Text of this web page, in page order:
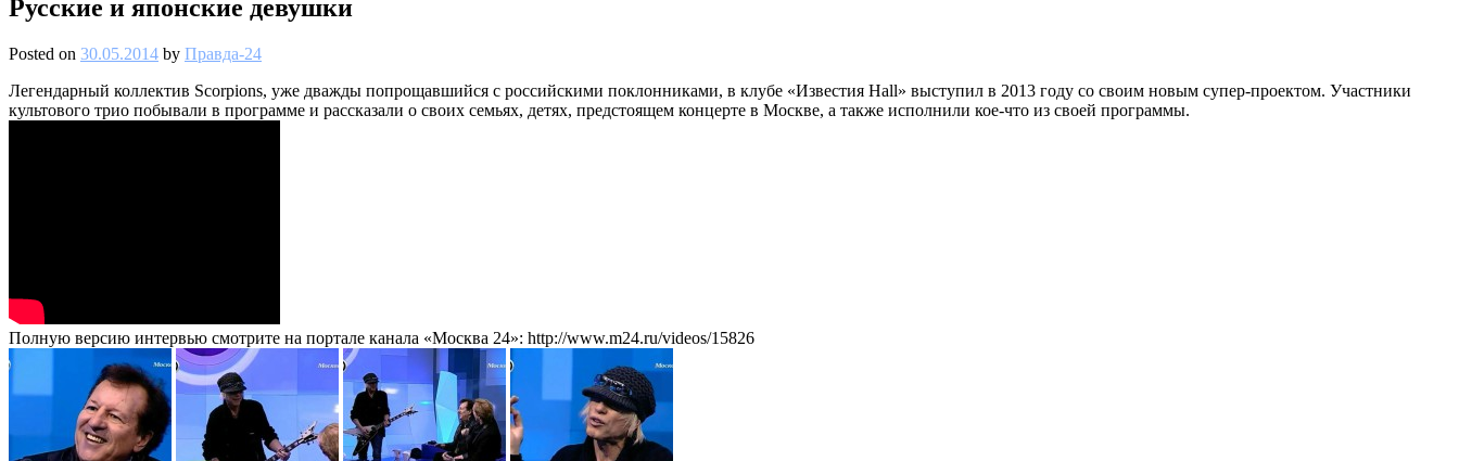
Русские и японские девушки
Posted on 30.05.2014 by Правда-24
Легендарный коллектив Scorpions, уже дважды попрощавшийся с российскими поклонниками, в клубе «Известия Hall» выступил в 2013 году со своим новым супер-проектом. Участники
культового трио побывали в программе и рассказали о своих семьях, детях, предстоящем концерте в Москве, а также исполнили кое-что из своей программы.
Полную версию интервью смотрите на портале канала «Москва 24»: http://www.m24.ru/videos/15826